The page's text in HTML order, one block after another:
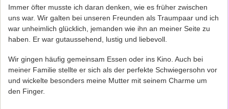
Immer öfter musste ich daran denken, wie es früher zwischen
uns war. Wir galten bei unseren Freunden als Traumpaar und ich
war unheimlich glücklich, jemanden wie ihn an meiner Seite zu
haben. Er war gutaussehend, lustig und liebevoll.
Wir gingen häufig gemeinsam Essen oder ins Kino. Auch bei
meiner Familie stellte er sich als der perfekte Schwiegersohn vor
und wickelte besonders meine Mutter mit seinem Charme um
den Finger.